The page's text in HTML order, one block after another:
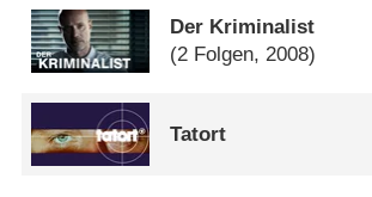
Der Kriminalist
(2 Folgen, 2008)
Tatort